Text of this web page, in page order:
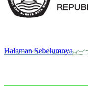
Halaman Sebelumnya